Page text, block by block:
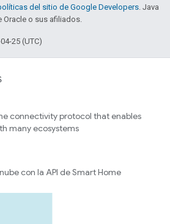
del sitio de Google Developers. Java
Oracle o sus afiliados.
25 (UTC)
connectivity protocol that enables
many ecosystems
con la API de Smart Home